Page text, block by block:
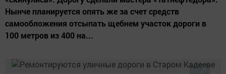
Нынче планируется опять же за счет средств
самообложения отсыпать щебнем участок дороги в
100 метров из 400 на...